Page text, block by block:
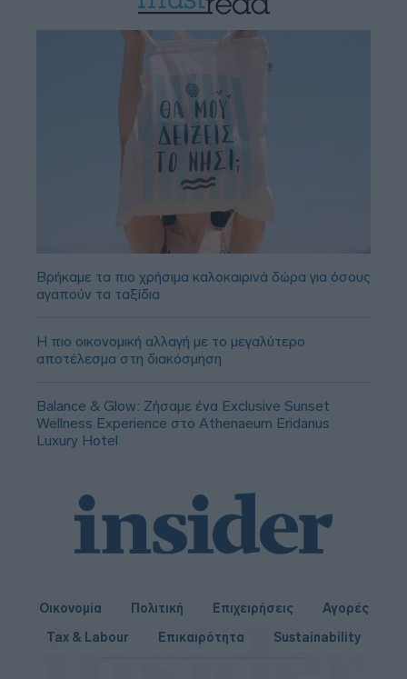
Βρήκαμε τα πιο χρήσιμα καλοκαιρινά δώρα για όσους
αγαπούν τα ταξίδια
Η πιο οικονομική αλλαγή με το μεγαλύτερο
αποτέλεσμα στη διακόσμηση
Balance & Glow: Ζήσαμε ένα Exclusive Sunset
Wellness Experience στο Athenaeum Eridanus
Luxury Hotel
Οικονομία Πολιτική Επιχειρήσεις
Αγορές
Tax & Labour
Επικαιρότητα Sustainability